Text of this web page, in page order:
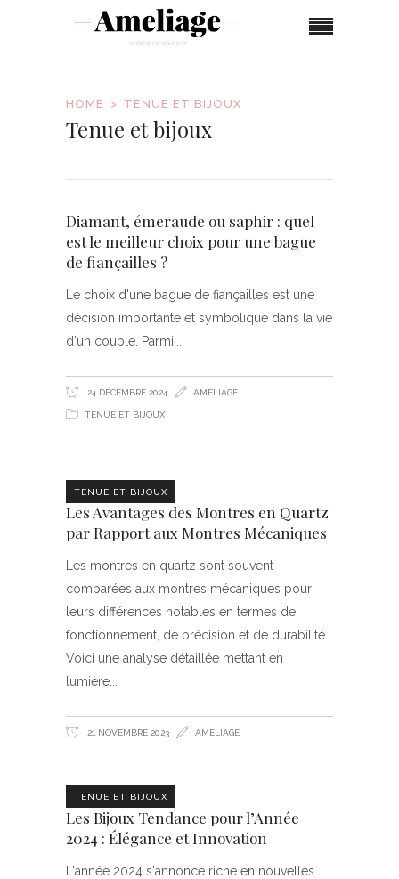
HOME TENUE ET BIJOUX
Tenue et bijoux
Diamant, émeraude ou saphir : quel
est le meilleur choix pour une bague
de fiançailles ?
Le choix d'une bague de fiançailles est une
décision importante et symbolique dans la vie
d'un couple. Parmi
24 DÉCEMBRE 2024 AMELIAGE
TENUE ET BIJOUX
TENUE ET BIJOUX
Les Avantages des Montres en Quartz
par Rapport aux Montres Mécaniques
Les montres en quartz sont souvent
comparées aux montres mécaniques pour
leurs différences notables en termes de
fonctionnement, de précision et de durabilité.
Voici une analyse détaillée mettant en
lumière
21 NOVEMBRE 2023 AMELIAGE
TENUE ET BIJOUX
Les Bijoux Tendance pour l’Année
2024 : Élégance et Innovation
L'année 2024 s'annonce riche en nouvelles